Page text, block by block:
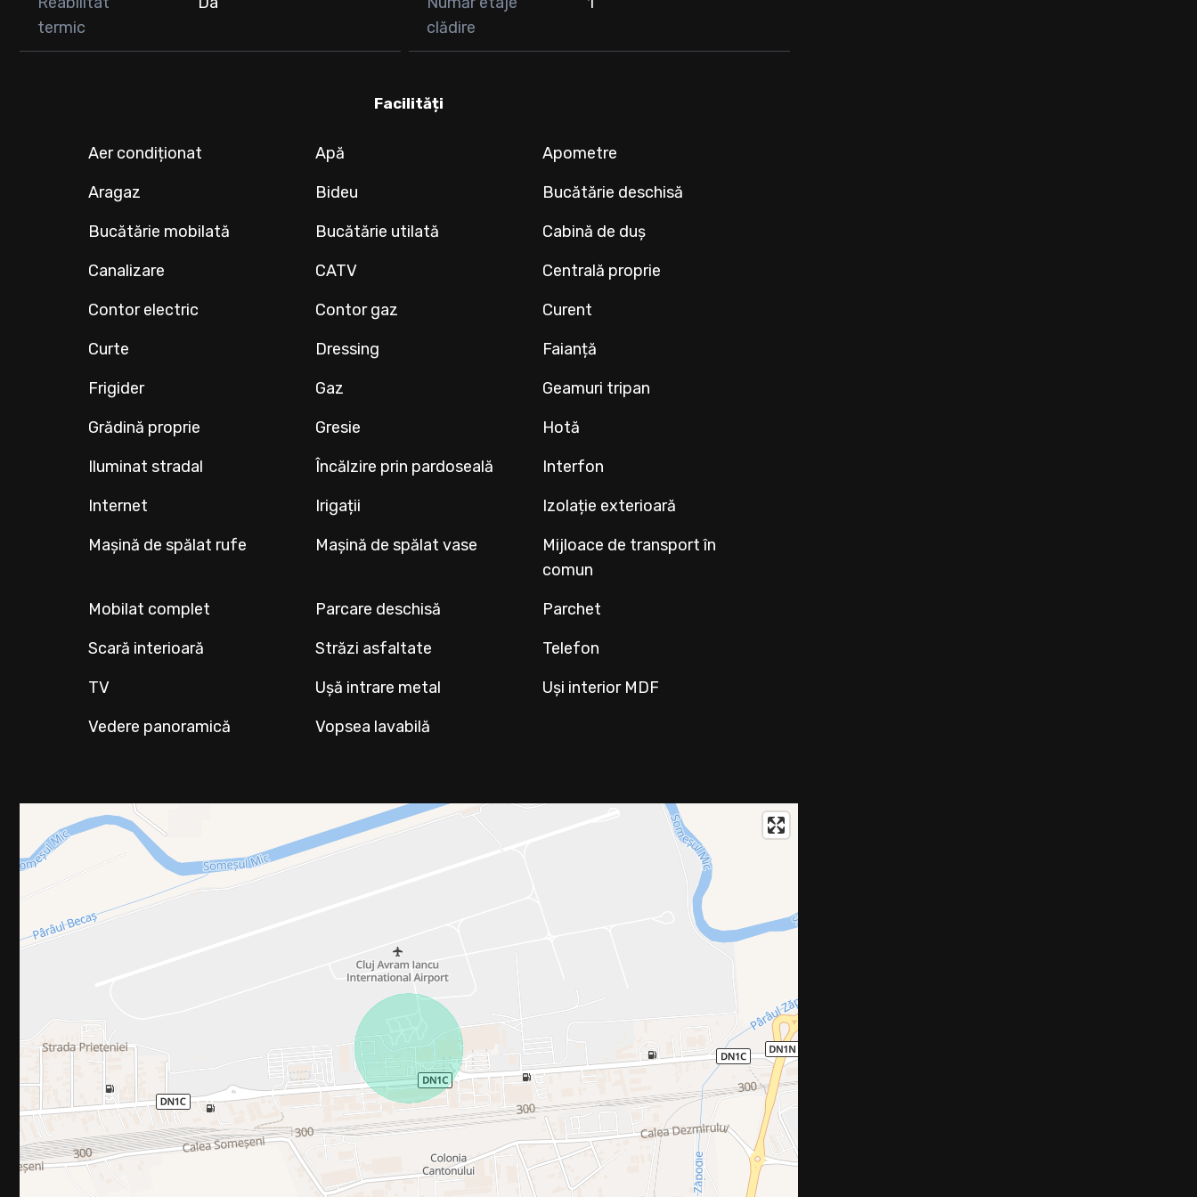
termic
clădire
Facilități
Aer condiționat Apă
Apometre
Aragaz
Bideu
Bucătărie deschisă
Bucătărie mobilată
Bucătărie utilată
Cabină de duș
Canalizare
CATV
Centrală proprie
Contor electric
Contor gaz
Curent
Curte
Dressing
Faianță
Frigider
Gaz
Geamuri tripan
Grădină proprie
Gresie
Hotă
Iluminat stradal
Încălzire prin pardoseală
Interfon
Internet
Irigații
Izolație exterioară
Mașină de spălat rufe
Mașină de spălat vase
Mijloace de transport în
comun
Mobilat complet
Parcare deschisă
Parchet
Scară interioară
Străzi asfaltate
Telefon
TV
Ușă intrare metal
Uși interior MDF
Vedere panoramică
Vopsea lavabilă